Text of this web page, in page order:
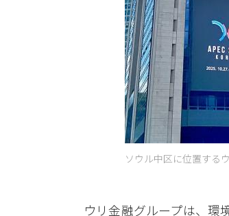
ソウル中区に位置する
ウリ金融グループは、環